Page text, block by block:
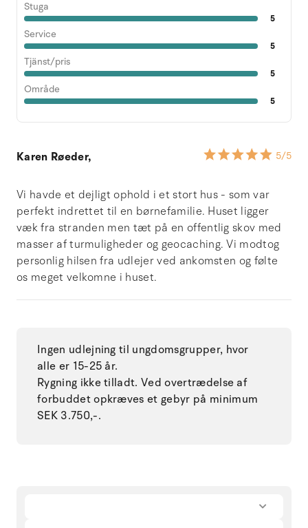
Stuga
5
Service
5
Tjänst/pris
5
Område
5
Karen Røeder, 5/5
Vi havde et dejligt ophold i et stort hus - som var
perfekt indrettet til en børnefamilie. Huset ligger
væk fra stranden men tæt på en offentlig skov med
masser af turmuligheder og geocaching. Vi modtog
personlig hilsen fra udlejer ved ankomsten og følte
os meget velkomne i huset.
Ingen udlejning til ungdomsgrupper, hvor
alle er 15-25 år.
Rygning ikke tilladt. Ved overtrædelse af
forbuddet opkræves et gebyr på minimum
SEK 3.750,-.